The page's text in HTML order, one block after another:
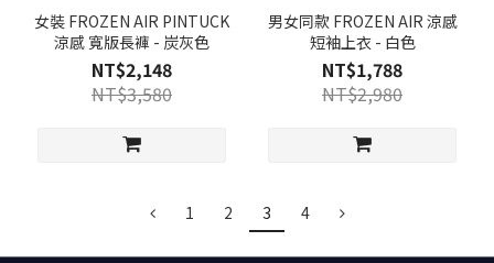
女裝 FROZEN AIR PINTUCK
涼感 寬版長褲 - 炭灰色
NT$2,148
NT$3,580
男女同款 FROZEN AIR 涼感
短袖上衣 - 白色
NT$1,788
NT$2,980
1 2 3 4